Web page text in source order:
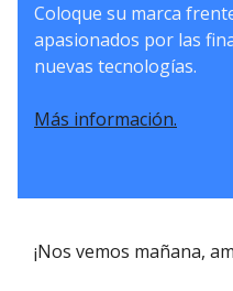
Coloque su marca
apasionados por las
nuevas tecnologías.
Más información.
¡Nos vemos mañana,